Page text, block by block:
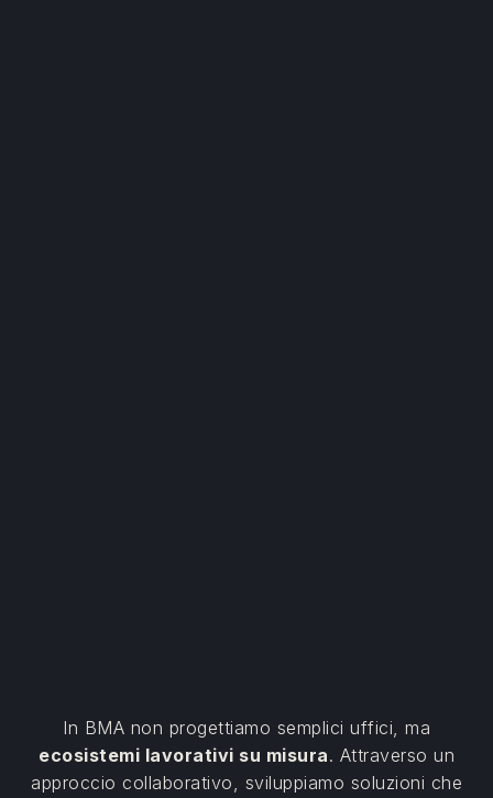
In BMA non progettiamo semplici uffici, ma
ecosistemi lavorativi su misura. Attraverso un
approccio collaborativo, sviluppiamo soluzioni che